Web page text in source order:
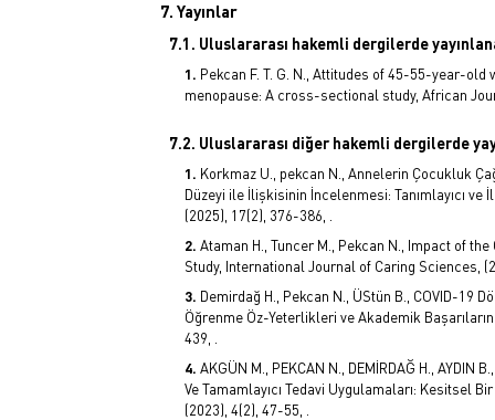
7. Yayınlar
7.1. Uluslararası hakemli dergilerde
Pekcan F. T. G. N., Attitudes of 45-55-year-
menopause: A cross-sectional study, African
7.2. Uluslararası diğer hakemli dergilerde
Korkmaz U., pekcan N., Annelerin Çocukluk
Düzeyi ile İlişkisinin İncelenmesi: Tanımlayıcı
(2025), 17(2), 376-386, .
Ataman H., Tuncer M., Pekcan N., Impact of
Study, International Journal of Caring Sciences,
Demirdağ H., Pekcan N., ÜStün B., COVID-19
Öğrenme Öz-Yeterlikleri ve Akademik
439, .
AKGÜN M., PEKCAN N., DEMİRDAĞ H.,
Ve Tamamlayıcı Tedavi Uygulamaları: Kesitsel
(2023), 4(2), 47-55, .